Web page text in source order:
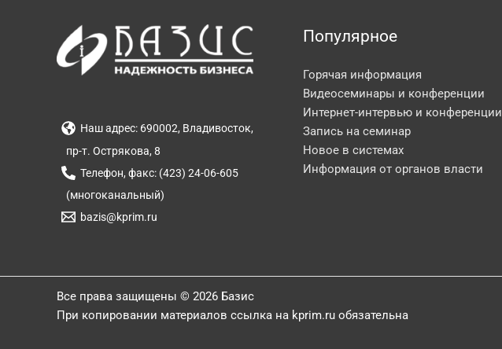
Наш адрес: 690002, Владивосток,
пр-т. Острякова, 8
Телефон, факс: (423) 24-06-605
(многоканальный)
bazis@kprim.ru
Популярное
Горячая информация
Видеосеминары и конференции
Интернет-интервью и конференции
Запись на семинар
Новое в системах
Информация от органов власти
Все права защищены © 2026 Базис
При копировании материалов ссылка на kprim.ru обязательна